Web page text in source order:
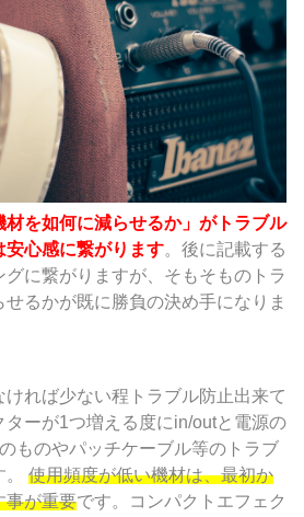
材を如何に減らせるか」がトラブル
安心感に繋がります。後に記載する
グに繋がりますが、そもそものトラ
るかが既に勝負の決め手になりま
ければ少ない程トラブル防止出来て
ーが1つ増える度にin/outと電源の
ものやパッチケーブル等のトラブ
使用頻度が低い機材は、最初か
事が重要です。コンパクトエフェク